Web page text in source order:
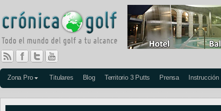
Zona Pro Titulares Blog Territorio 3 Putts Prensa Instrucción